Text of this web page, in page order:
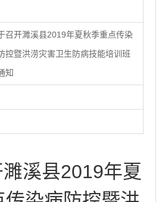
召开濉溪县2019年夏秋季重点传染
控暨洪涝灾害卫生防病技能培训班
知
溪县2019年夏